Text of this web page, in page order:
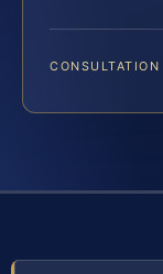
CONSULTATION